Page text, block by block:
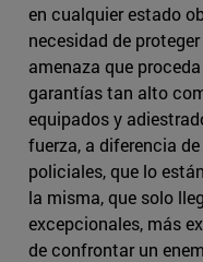
en cualquier estado
necesidad de
amenaza que
garantías tan alto
equipados y
fuerza, a diferencia
policiales, que lo
la misma, que solo
excepcionales, más
de confrontar un